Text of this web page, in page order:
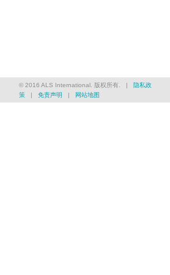
© 2016 ALS International. 版权所有. | 隐私政
策 | 免责声明 | 网站地图